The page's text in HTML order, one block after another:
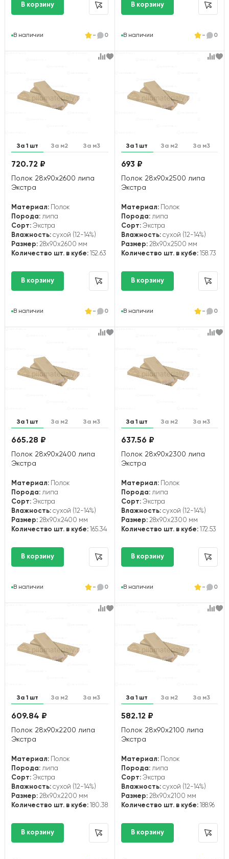
В наличии - 0 В наличии - 0
За 1 шт За м2 За м3
720.72 ₽
Полок 28х90х2600 липа
Экстра
Материал: Полок
Порода: липа
Сорт: Экстра
Влажность: сухой (12-14%)
Размер: 28x90x2600 мм
Количество шт. в кубе: 152.63
В наличии - 0
За 1 шт За м2 За м3
693 ₽
Полок 28х90х2500 липа
Экстра
Материал:Полок
Порода:липа
Сорт:Экстра
Влажность:сухой (12-14%)
Размер:28x90x2500 мм
Количество шт. в кубе:158.73
В наличии - 0
За 1 шт За м2 За м3
665.28 ₽
Полок 28х90х2400 липа
Экстра
Материал: Полок
Порода: липа
Сорт: Экстра
Влажность: сухой (12-14%)
Размер: 28x90x2400 мм
Количество шт. в кубе: 165.34
В наличии - 0
За 1 шт За м2 За м3
637.56 ₽
Полок 28х90х2300 липа
Экстра
Материал:Полок
Порода:липа
Сорт:Экстра
Влажность:сухой (12-14%)
Размер:28x90x2300 мм
Количество шт. в кубе:172.53
В наличии - 0
За 1 шт За м2 За м3
609.84 ₽
Полок 28х90х2200 липа
Экстра
Материал: Полок
Порода: липа
Сорт: Экстра
Влажность: сухой (12-14%)
Размер: 28x90x2200 мм
Количество шт. в кубе: 180.38
За 1 шт За м2 За м3
582.12 ₽
Полок 28х90х2100 липа
Экстра
Материал:Полок
Порода:липа
Сорт:Экстра
Влажность:сухой (12-14%)
Размер:28x90x2100 мм
Количество шт. в кубе:188.96